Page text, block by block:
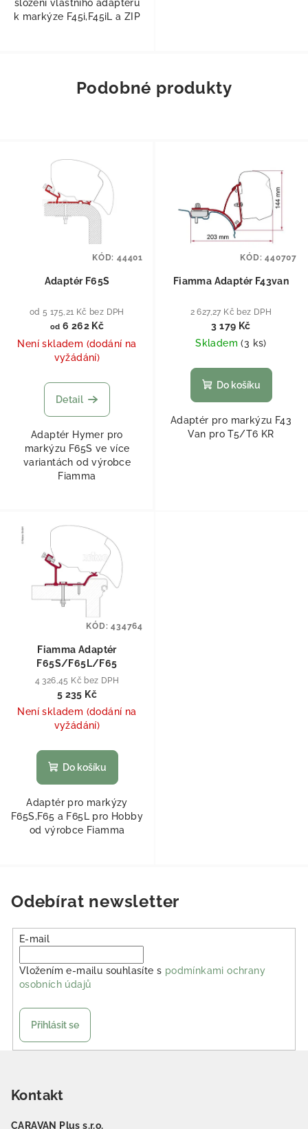
složení vlastního adaptéru
k markýze F45i,F45iL a ZIP
Podobné produkty
Adaptér F65S
od 5 175,21 Kč bez DPH
od 6 262 Kč
Není skladem (dodání na
vyžádání)
Detail
Adaptér Hymer pro
markýzu F65S ve více
variantách od výrobce
Fiamma
KÓD: 44401
Fiamma Adaptér F43van
2 627,27 Kč bez DPH
3 179 Kč
Skladem(3 ks)
Do košíku
Adaptér pro markýzu F43
Van pro T5/T6 KR
KÓD:440707
Fiamma Adaptér
F65S/F65L/F65
4 326,45 Kč bez DPH
5 235 Kč
Není skladem (dodání na
vyžádání)
Do košíku
Adaptér pro markýzy
F65S,F65 a F65L pro Hobby
od výrobce Fiamma
KÓD:434764
Odebírat newsletter
E-mail
Vložením e-mailu souhlasíte s podmínkami ochrany
osobních údajů
Přihlásit se
Kontakt
CARAVAN Plus s.r.o.